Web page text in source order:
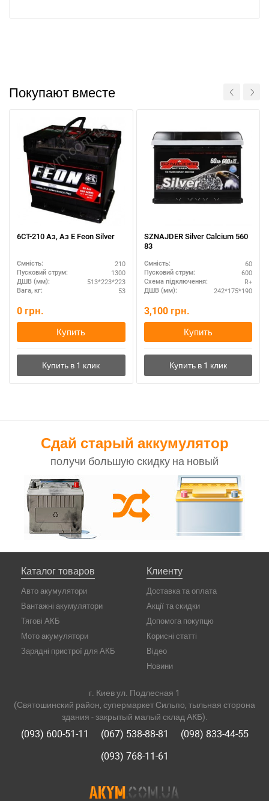
Покупают вместе
6СТ-210 Аз, Aз E Feon Silver
Ємність: 210
Пусковий струм: 1300
ДШВ (мм): 513*223*223
Вага, кг: 53
0 грн.
Купить
SZNAJDER Silver Calcium 560
83
Ємність: 60
Пусковий струм: 600
Схема підключення: R+
ДШВ (мм): 242*175*190
3,100 грн.
Купить
Сдай старый аккумулятор
получи большую скидку на новый
Каталог товаров
Авто акумулятори
Вантажні акумулятори
Тягові АКБ
Мото акумулятори
Зарядні пристрої для АКБ
Клиенту
Доставка та оплата
Акції та скидки
Допомога покупцю
Корисні статті
Відео
Новини
г. Киев ул. Подлесная 1
(Святошинский район, супермаркет Сильпо, тыльная сторона
здания - закрытый малый склад АКБ).
(093) 600-51-11 (067) 538-88-81
(098) 833-44-55
(093) 768-11-61